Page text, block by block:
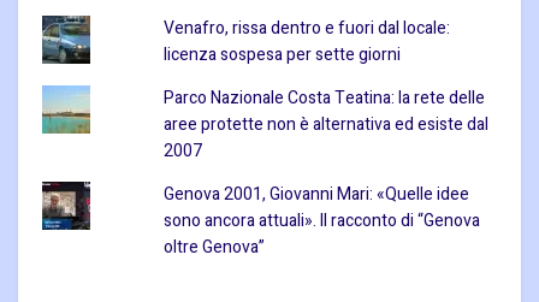
Venafro, rissa dentro e fuori dal locale:
licenza sospesa per sette giorni
Parco Nazionale Costa Teatina: la rete delle
aree protette non è alternativa ed esiste dal
2007
Genova 2001, Giovanni Mari: «Quelle idee
sono ancora attuali». Il racconto di “Genova
oltre Genova”